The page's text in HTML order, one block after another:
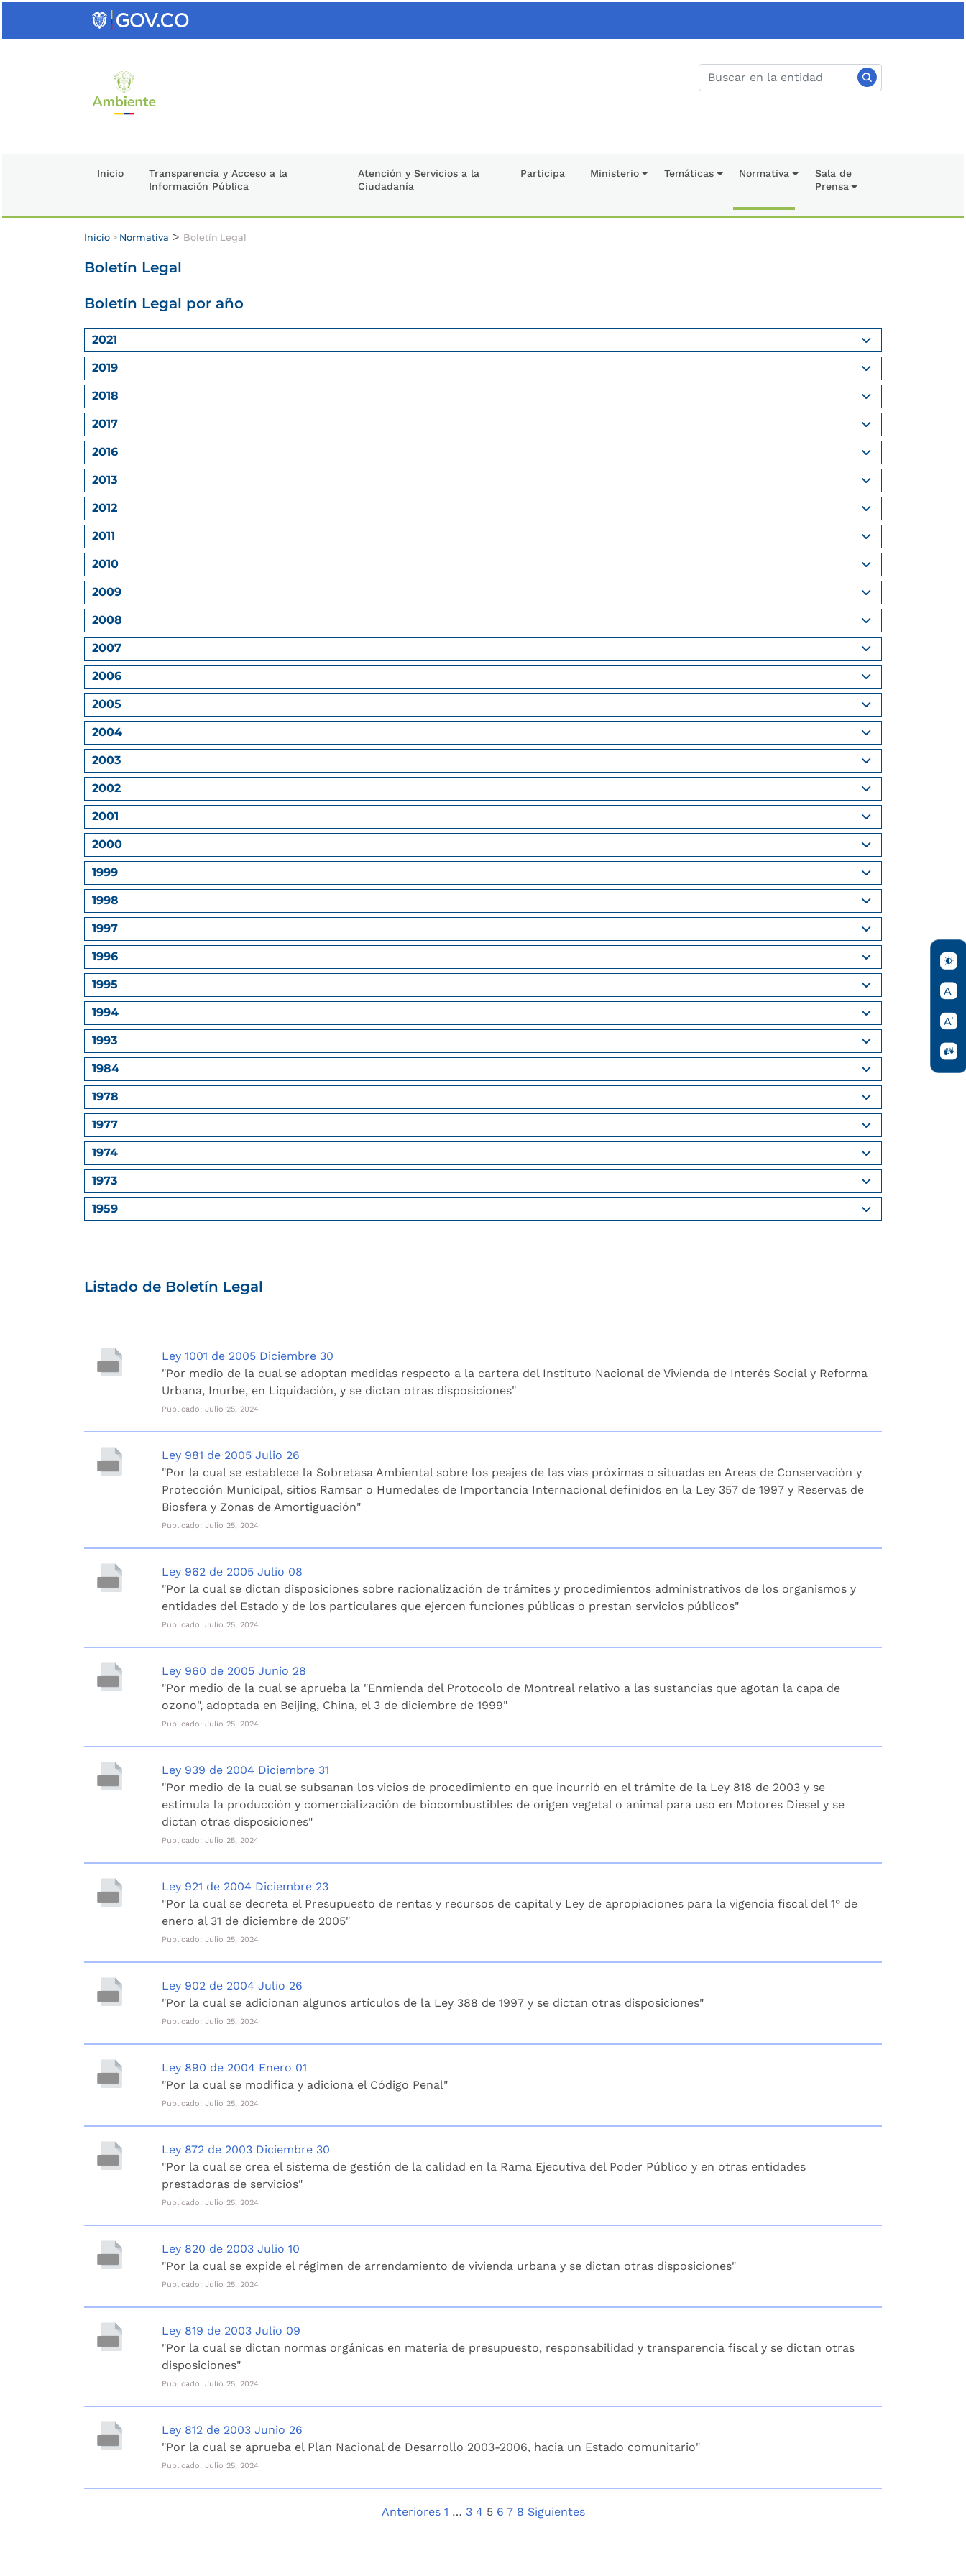
Inicio
Transparencia y Acceso a la
Información Pública
Atención y Servicios a la
Ciudadanía
Participa Ministerio Temáticas Normativa
Sala de
Prensa
Inicio > Normativa > Boletín Legal
Boletín Legal
Boletín Legal por año
2021
2019
2018
2017
2016
2013
2012
2011
2010
2009
2008
2007
2006
2005
2004
2003
2002
2001
2000
1999
1998
1997
1996
1995
1994
1993
1984
1978
1977
1974
1973
1959
Listado de Boletín Legal
Ley 1001 de 2005 Diciembre 30
"Por medio de la cual se adoptan medidas respecto a la cartera del Instituto Nacional de Vivienda de Interés Social y Reforma
Urbana, Inurbe, en Liquidación, y se dictan otras disposiciones"
Publicado: Julio 25, 2024
Ley 981 de 2005 Julio 26
"Por la cual se establece la Sobretasa Ambiental sobre los peajes de las vías próximas o situadas en Areas de Conservación y
Protección Municipal, sitios Ramsar o Humedales de Importancia Internacional definidos en la Ley 357 de 1997 y Reservas de
Biosfera y Zonas de Amortiguación"
Publicado: Julio 25, 2024
Ley 962 de 2005 Julio 08
"Por la cual se dictan disposiciones sobre racionalización de trámites y procedimientos administrativos de los organismos y
entidades del Estado y de los particulares que ejercen funciones públicas o prestan servicios públicos"
Publicado: Julio 25, 2024
Ley 960 de 2005 Junio 28
"Por medio de la cual se aprueba la "Enmienda del Protocolo de Montreal relativo a las sustancias que agotan la capa de
ozono", adoptada en Beijing, China, el 3 de diciembre de 1999"
Publicado: Julio 25, 2024
Ley 939 de 2004 Diciembre 31
"Por medio de la cual se subsanan los vicios de procedimiento en que incurrió en el trámite de la Ley 818 de 2003 y se
estimula la producción y comercialización de biocombustibles de origen vegetal o animal para uso en Motores Diesel y se
dictan otras disposiciones"
Publicado: Julio 25, 2024
Ley 921 de 2004 Diciembre 23
"Por la cual se decreta el Presupuesto de rentas y recursos de capital y Ley de apropiaciones para la vigencia fiscal del 1° de
enero al 31 de diciembre de 2005"
Publicado: Julio 25, 2024
Ley 902 de 2004 Julio 26
"Por la cual se adicionan algunos artículos de la Ley 388 de 1997 y se dictan otras disposiciones"
Publicado: Julio 25, 2024
Ley 890 de 2004 Enero 01
"Por la cual se modifica y adiciona el Código Penal"
Publicado: Julio 25, 2024
Ley 872 de 2003 Diciembre 30
"Por la cual se crea el sistema de gestión de la calidad en la Rama Ejecutiva del Poder Público y en otras entidades
prestadoras de servicios"
Publicado: Julio 25, 2024
Ley 820 de 2003 Julio 10
"Por la cual se expide el régimen de arrendamiento de vivienda urbana y se dictan otras disposiciones"
Publicado: Julio 25, 2024
Ley 819 de 2003 Julio 09
"Por la cual se dictan normas orgánicas en materia de presupuesto, responsabilidad y transparencia fiscal y se dictan otras
disposiciones"
Publicado: Julio 25, 2024
Ley 812 de 2003 Junio 26
"Por la cual se aprueba el Plan Nacional de Desarrollo 2003-2006, hacia un Estado comunitario"
Publicado: Julio 25, 2024
Anteriores 1 … 3 4 5 6 7 8 Siguientes